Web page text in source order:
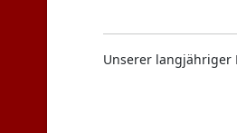
Unserer langjähriger